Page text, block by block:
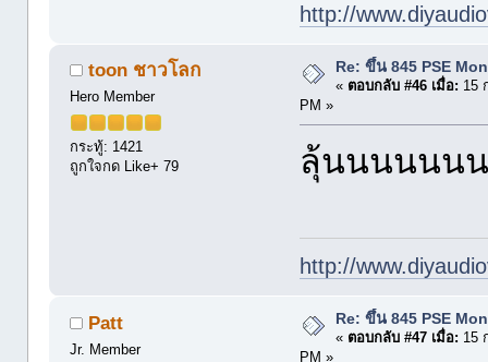
http://
toon ชาวโลก
Hero Member
กระทู้: 1421
ถูกใจกด Like+ 79
Re: ขึ้น 845 PSE
« ตอบกลับ #46 เมื่อ: 15
PM »
ลุ้นนนนนน
http://
Patt
Jr. Member
Re: ขึ้น 845 PSE
« ตอบกลับ #47 เมื่อ: 15
PM »